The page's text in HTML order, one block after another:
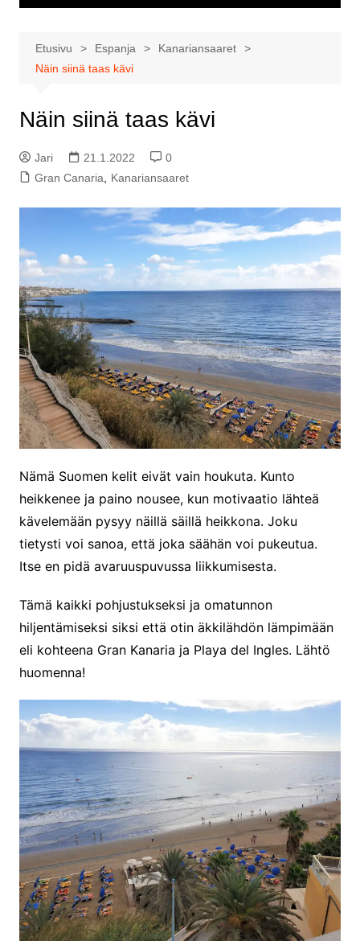
Etusivu Espanja
Kanariansaaret
Näin siinä taas kävi
Näin siinä taas kävi
Jari 21.1.2022
0
Gran Canaria
Kanariansaaret
Nämä Suomen kelit eivät vain houkuta. Kunto
heikkenee ja paino nousee, kun motivaatio lähteä
kävelemään pysyy näillä säillä heikkona. Joku
tietysti voi sanoa, että joka säähän voi pukeutua.
Itse en pidä avaruuspuvussa liikkumisesta.
Tämä kaikki pohjustukseksi ja omatunnon
hiljentämiseksi siksi että otin äkkilähdön lämpimään
eli kohteena Gran Kanaria ja Playa del Ingles. Lähtö
huomenna!